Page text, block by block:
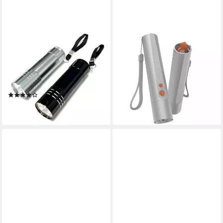
LED Taschenlampe
Taschenlampe Mit 3 Power
Leds Extreme Helligkeit (1-
St), inkl. Batterien
(4)
ab 9,49 €
lieferbar - in 3-4 Werktagen bei dir
LED Taschenlampe LED-
Taschenlampe, Batterie,
Aluminium, 4 Modi + SOS,
stromsparend, robust
ab 14,99 €
lieferbar - in 3-4 Werktagen bei dir